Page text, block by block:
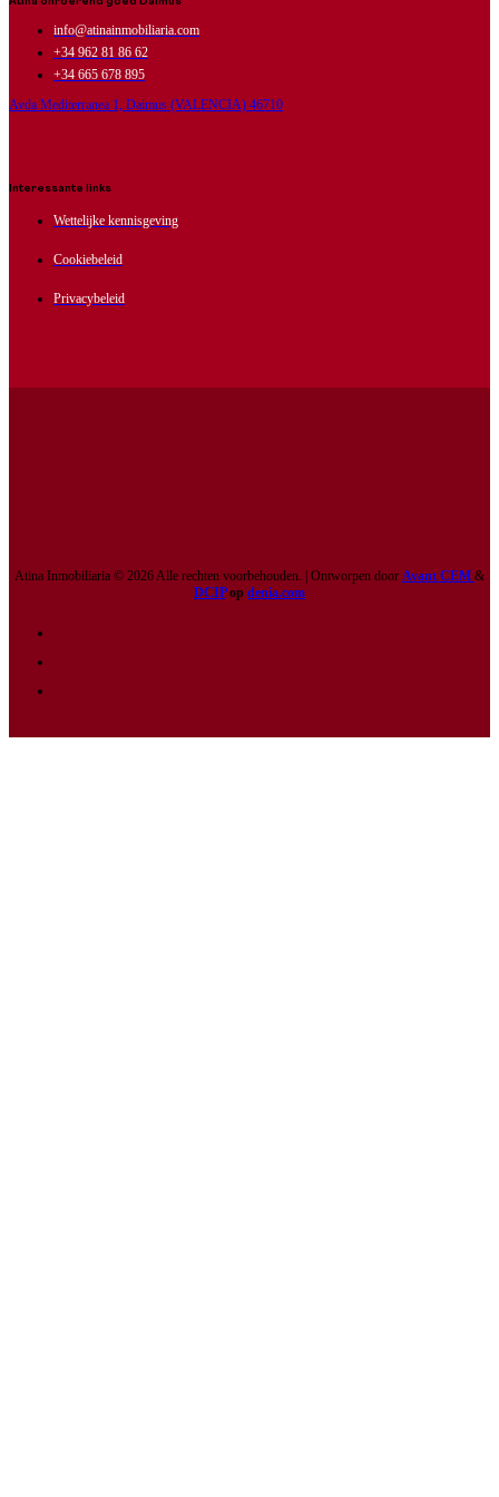
Atina onroerend goed Daimus
info@atinainmobiliaria.com
+34 962 81 86 62
+34 665 678 895
Avda Mediterranea 1, Daimus (VALENCIA) 46710
Interessante links
Wettelijke kennisgeving
Cookiebeleid
Privacybeleid
Atina Inmobiliaria © 2026 Alle rechten voorbehouden. | Ontworpen door Avant CEM &
DCIPop denia.com